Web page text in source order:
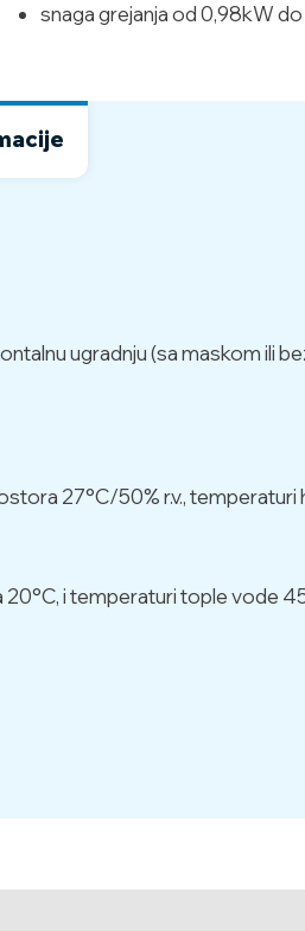
snaga grejanja od 0,98kW do
ugradnju (sa maskom ili
27°C/50% r.v., temperaturi
20°C, i temperaturi tople vode